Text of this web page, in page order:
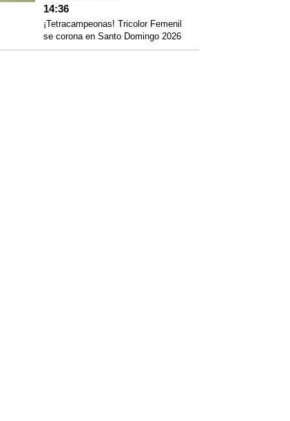
14:36
¡Tetracampeonas! Tricolor Femenil
se corona en Santo Domingo 2026